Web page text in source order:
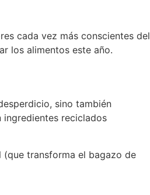
cada vez más conscientes del
los alimentos este año.
sino también
ingredientes reciclados
(que transforma el bagazo de